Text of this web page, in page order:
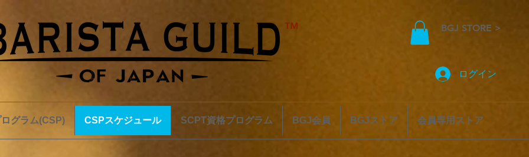
™️ BGJ STORE >
ログイン
グラム(CSP) CSPスケジュール SCPT資格プログラム BGJ会員 BGJストア 会員専用ストア